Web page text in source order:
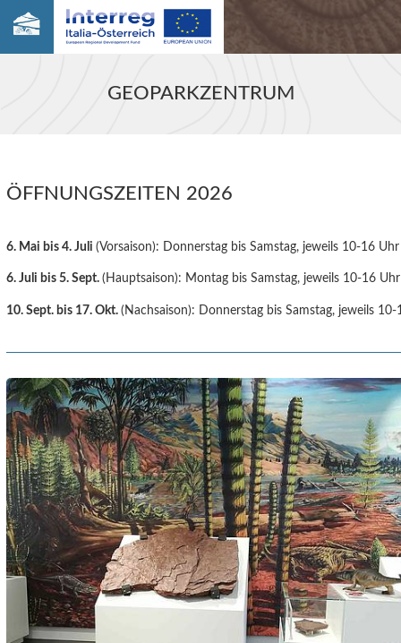
GEOPARKZENTRUM
ÖFFNUNGSZEITEN 2026
6. Mai bis 4. Juli(Vorsaison): Donnerstag bis Samstag, jeweils 10-16 Uhr
6. Juli bis 5. Sept.(Hauptsaison): Montag bis Samstag, jeweils 10-16 Uhr
10. Sept. bis 17. Okt. (Nachsaison): Donnerstag bis Samstag, jeweils